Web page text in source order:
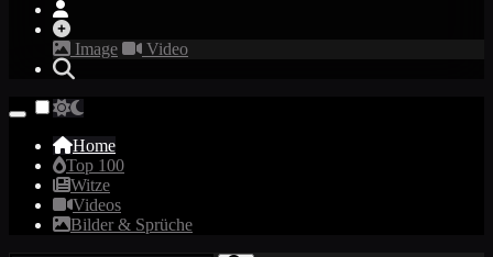
Image Video
Home
Top 100
Witze
Videos
Bilder & Sprüche